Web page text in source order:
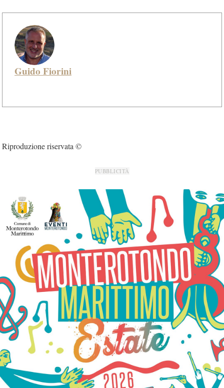
Guido Fiorini
Riproduzione riservata ©
PUBBLICITÀ